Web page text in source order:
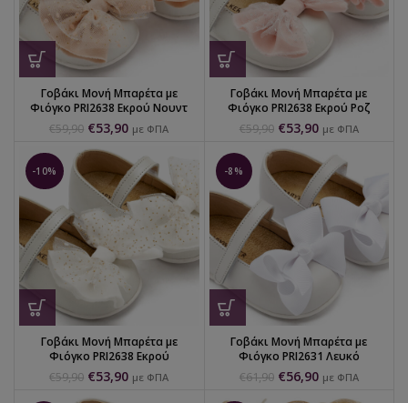
Γοβάκι Μονή Μπαρέτα με
Φιόγκο PRI2638 Εκρού Νουντ
€59,90 €53,90 με ΦΠΑ
Γοβάκι Μονή Μπαρέτα με
Φιόγκο PRI2638 Εκρού Ροζ
€59,90 €53,90 με ΦΠΑ
-10%
Γοβάκι Μονή Μπαρέτα με
Φιόγκο PRI2638 Εκρού
€59,90 €53,90 με ΦΠΑ
-8%
Γοβάκι Μονή Μπαρέτα με
Φιόγκο PRI2631 Λευκό
€61,90 €56,90 με ΦΠΑ